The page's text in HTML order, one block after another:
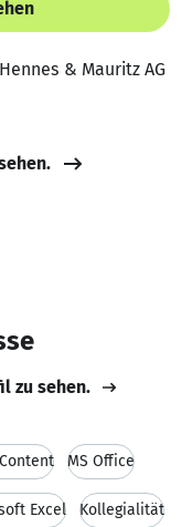
& Mauritz AG
zu sehen.
MS Office
Excel Kollegialität